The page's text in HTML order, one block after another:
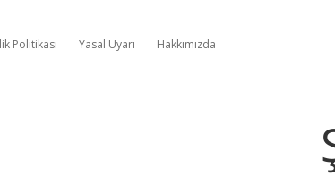
Politikası Yasal Uyarı Hakkımızda